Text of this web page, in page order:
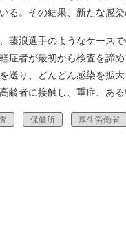
る。その結果、新たな感
藤浪選手のようなケース
症者が最初から検査を諦
送り、どんどん感染を拡
齢者に接触し、重症、あ
保健所 厚生労働省